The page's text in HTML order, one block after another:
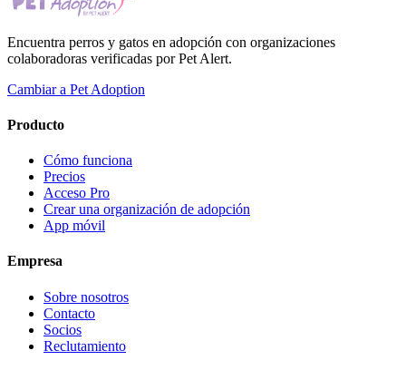
Encuentra perros y gatos en adopción con organizaciones
colaboradoras verificadas por Pet Alert.
Cambiar a Pet Adoption
Producto
Cómo funciona
Precios
Acceso Pro
Crear una organización de adopción
App móvil
Empresa
Sobre nosotros
Contacto
Socios
Reclutamiento